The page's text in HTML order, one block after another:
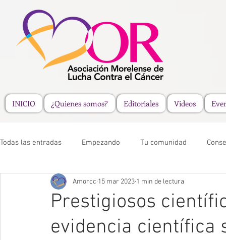
INICIO ¿Quienes somos? Editoriales Videos
Todas las entradas Empezando Tu comunidad
Prestigiosos
evidencia científica
Amorcc 15 mar 2023 1 min de lectura